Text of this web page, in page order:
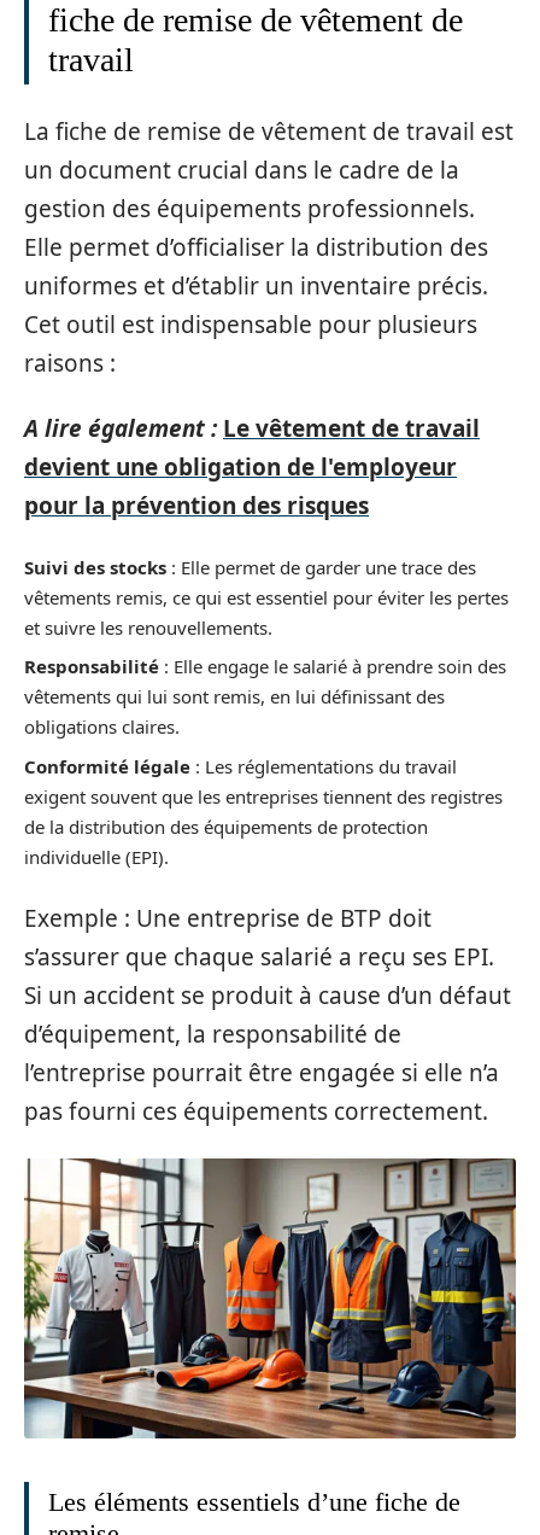
fiche de remise de vêtement de
travail
La fiche de remise de vêtement de travail est
un document crucial dans le cadre de la
gestion des équipements professionnels.
Elle permet d’officialiser la distribution des
uniformes et d’établir un inventaire précis.
Cet outil est indispensable pour plusieurs
raisons :
A lire également : Le vêtement de travail
devient une obligation de l'employeur
pour la prévention des risques
Suivi des stocks : Elle permet de garder une trace des
vêtements remis, ce qui est essentiel pour éviter les pertes
et suivre les renouvellements.
Responsabilité : Elle engage le salarié à prendre soin des
vêtements qui lui sont remis, en lui définissant des
obligations claires.
Conformité légale : Les réglementations du travail
exigent souvent que les entreprises tiennent des registres
de la distribution des équipements de protection
individuelle (EPI).
Exemple : Une entreprise de BTP doit
s’assurer que chaque salarié a reçu ses EPI.
Si un accident se produit à cause d’un défaut
d’équipement, la responsabilité de
l’entreprise pourrait être engagée si elle n’a
pas fourni ces équipements correctement.
Les éléments essentiels d’une fiche de